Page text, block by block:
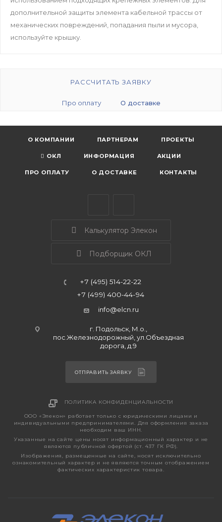
дополнительной защиты элемента кабельной трассы от
механических повреждений, попадания пыли и мусора,
используйте крышку.
РАССЧИТАТЬ ЗАЯВКУ
Про оплату О доставке
О КОМПАНИИ ПАРТНЕРАМ ПРОЕКТЫ
ОКЛ ИНФОРМАЦИЯ АКЦИИ
ПРО ОПЛАТУ О ДОСТАВКЕ КОНТАКТЫ
Калькулятор Элекон
Подборщик ОКЛ
+7 (495) 514-22-22
+7 (499) 400-44-94
info@elcn.ru
г. Подольск, М.о.,
пос.Железнодорожный, ул.Объездная
дорога, д.9
ОТПРАВИТЬ ЗАЯВКУ
ПОЛИТИКА КОНФИДЕНЦИАЛЬНОСТИ
ООО «Элекон» работает только с юридическими лицами и
индивидуальными предпринимателями. Для оформления заказа
необходим ваш ИНН.
Указанные на сайте цены носят информационный характер и не
являются публичной офертой (ст. 437 ГК РФ).
Изображения, размещенные на сайте, носят исключительно
ознакомительный характер и не являются точным отображением
фактических характеристик товара.